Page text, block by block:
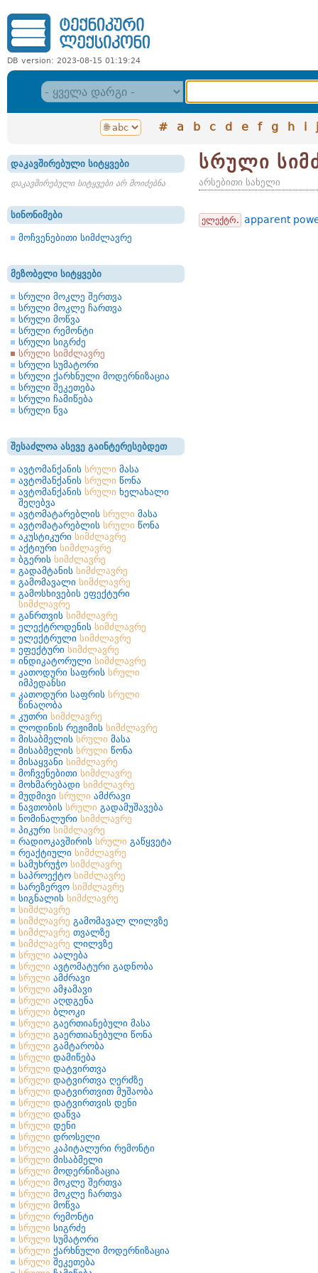
DB version: 2023-08-15 01:19:24
# a b c d e f g h i j
დაკავშირებული სიტყვები
დაკავშირებული სიტყვები არ მოიძებნა
სინონიმები
მოჩვენებითი სიმძლავრე
მეზობელი სიტყვები
სრული მოკლე შერთვა
სრული მოკლე ჩართვა
სრული მოწვა
სრული რემონტი
სრული სიგრძე
სრული სიმძლავრე
სრული სუმატორი
სრული ქარხნული მოდერნიზაცია
სრული შეკეთება
სრული ჩამიწება
სრული წვა
შესაძლოა ასევე გაინტერესებდეთ
ავტომანქანის სრული მასა
ავტომანქანის სრული წონა
ავტომანქანის სრული ხელახალი
შეღებვა
ავტომატარებლის სრული მასა
ავტომატარებლის სრული წონა
აკუსტიკური სიმძლავრე
აქტიური სიმძლავრე
ბგერის სიმძლავრე
გადამტანის სიმძლავრე
გამომავალი სიმძლავრე
გამოსხივების ეფექტური
სიმძლავრე
განრთვის სიმძლავრე
ელექტროდენის სიმძლავრე
ელექტრული სიმძლავრე
ეფექტური სიმძლავრე
ინდიკატორული სიმძლავრე
კათოდური საფრის სრული
იმპედანსი
კათოდური საფრის სრული
წინაღობა
კუთრი სიმძლავრე
ლოდინის რეჟიმის სიმძლავრე
მისაბმელის სრული მასა
მისაბმელის სრული წონა
მისაყვანი სიმძლავრე
მოჩვენებითი სიმძლავრე
მოხმარებადი სიმძლავრე
მუდმივი სრული ამძრავი
ნავთობის სრული გადამუშავება
ნომინალური სიმძლავრე
პიკური სიმძლავრე
რადიოკავშირის სრული გაწყვეტა
რეაქტიული სიმძლავრე
სამუხრუჭო სიმძლავრე
საპროექტო სიმძლავრე
სარეზერვო სიმძლავრე
სიგნალის სიმძლავრე
სიმძლავრე
სიმძლავრე გამომავალ ლილვზე
სიმძლავრე თვალზე
სიმძლავრე ლილვზე
სრული აალება
სრული ავტომატური გადნობა
სრული ამძრავი
სრული ამჯამავი
სრული აღდგენა
სრული ბლოკი
სრული გაერთიანებული მასა
სრული გაერთიანებული წონა
სრული გამტარობა
სრული დამიწება
სრული დატვირთვა
სრული დატვირთვა ღერძზე
სრული დატვირთვით მუშაობა
სრული დატვირთვის დენი
სრული დაწვა
სრული დენი
სრული დროსელი
სრული კაპიტალური რემონტი
სრული მისაბმელი
სრული მოდერნიზაცია
სრული მოკლე შერთვა
სრული მოკლე ჩართვა
სრული მოწვა
სრული რემონტი
სრული სიგრძე
სრული სუმატორი
სრული ქარხნული მოდერნიზაცია
სრული შეკეთება
სრული
არსებითი სახელი
ელექტრ. apparent